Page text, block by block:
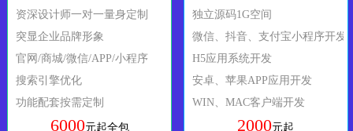
资深设计师一对一量身定制
突显企业品牌形象
官网/商城/微信/APP/小程序
搜索引擎优化
功能配套按需定制
6000元起全包
独立源码1G空间
微信、抖音、支付宝小程序开发
H5应用系统开发
安卓、苹果APP应用开发
WIN、MAC客户端开发
2000元起